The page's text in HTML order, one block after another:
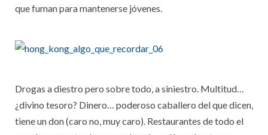
que fuman para mantenerse jóvenes.
Drogas a diestro pero sobre todo, a siniestro. Multitud…
¿divino tesoro? Dinero… poderoso caballero del que dicen,
tiene un don (caro no, muy caro). Restaurantes de todo el